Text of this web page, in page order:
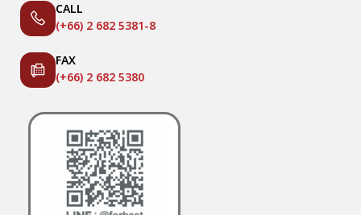
CALL
(+66) 2 682 5381-8
FAX
(+66) 2 682 5380